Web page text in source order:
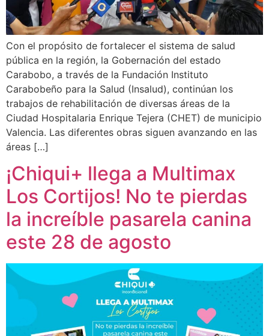
Con el propósito de fortalecer el sistema de salud
pública en la región, la Gobernación del estado
Carabobo, a través de la Fundación Instituto
Carabobeño para la Salud (Insalud), continúan los
trabajos de rehabilitación de diversas áreas de la
Ciudad Hospitalaria Enrique Tejera (CHET) de municipio
Valencia. Las diferentes obras siguen avanzando en las
áreas […]
¡Chiqui+ llega a Multimax
Los Cortijos! No te pierdas
la increíble pasarela canina
este 28 de agosto